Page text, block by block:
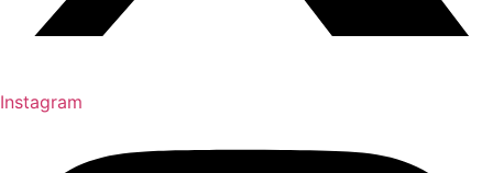
Instagram